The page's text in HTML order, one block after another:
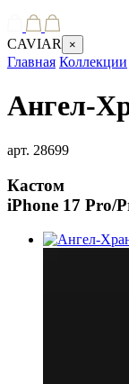
CAVIAR ×
Главная Коллекции
Ангел-
арт. 28699
Кастом
iPhone 17 Pro/